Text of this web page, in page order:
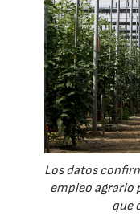
Los datos
empleo agrario
que